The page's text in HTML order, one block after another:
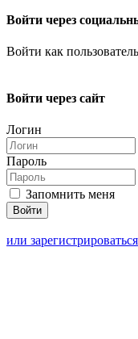
Войти через
Войти как
Войти через сайт
Логин
Пароль
Запомнить меня
или зарегистрироваться